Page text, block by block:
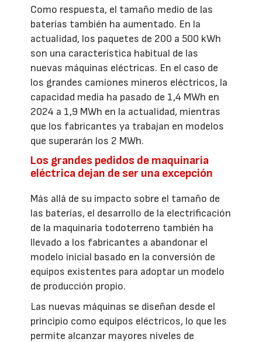
Como respuesta, el tamaño medio de las
baterías también ha aumentado. En la
actualidad, los paquetes de 200 a 500 kWh
son una característica habitual de las
nuevas máquinas eléctricas. En el caso de
los grandes camiones mineros eléctricos, la
capacidad media ha pasado de 1,4 MWh en
2024 a 1,9 MWh en la actualidad, mientras
que los fabricantes ya trabajan en modelos
que superarán los 2 MWh.
Los grandes pedidos de maquinaria
eléctrica dejan de ser una excepción
Más allá de su impacto sobre el tamaño de
las baterías, el desarrollo de la electrificación
de la maquinaria todoterreno también ha
llevado a los fabricantes a abandonar el
modelo inicial basado en la conversión de
equipos existentes para adoptar un modelo
de producción propio.
Las nuevas máquinas se diseñan desde el
principio como equipos eléctricos, lo que les
permite alcanzar mayores niveles de